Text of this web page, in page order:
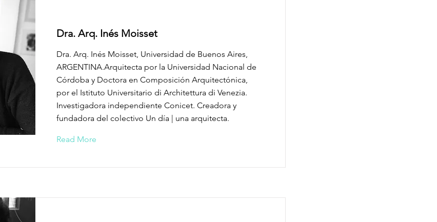
Dra. Arq. Inés Moisset
Dra. Arq. Inés Moisset, Universidad de Buenos Aires,
ARGENTINA.Arquitecta por la Universidad Nacional de
Córdoba y Doctora en Composición Arquitectónica,
por el Istituto Universitario di Architettura di Venezia.
Investigadora independiente Conicet. Creadora y
fundadora del colectivo Un día | una arquitecta.
Read More